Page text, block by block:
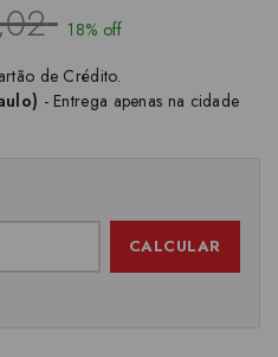
18% off
de Crédito.
- Entrega apenas na cidade
CALCULAR